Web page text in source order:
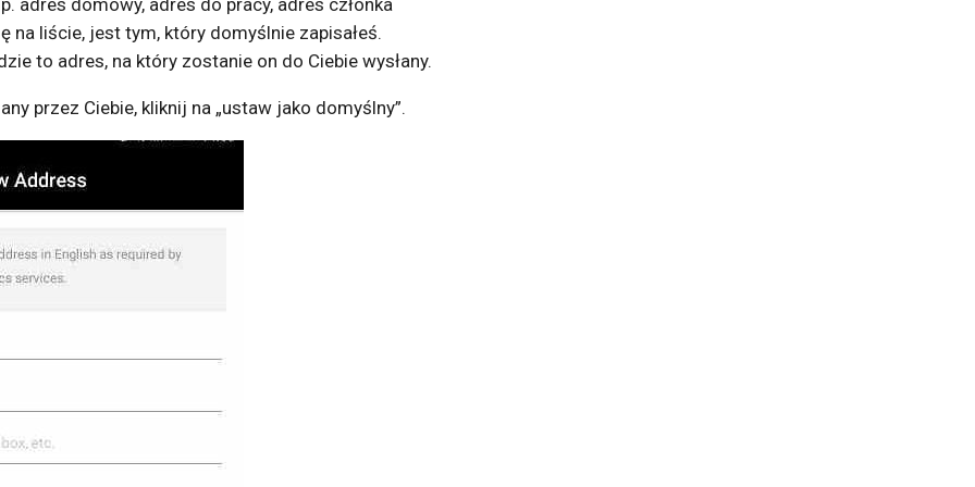
na liście, jest tym, który domyślnie zapisałeś.
to adres, na który zostanie on do Ciebie wysłany.
przez Ciebie, kliknij na „ustaw jako domyślny”.